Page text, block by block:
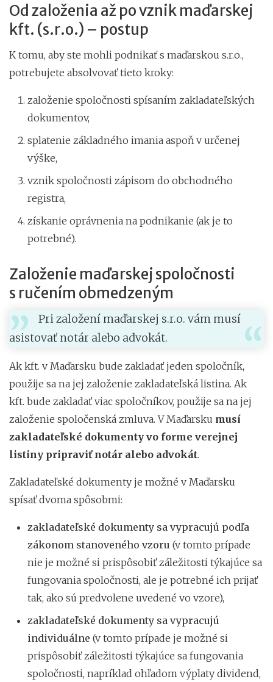
Od založenia až po vznik maďarskej
kft. (s.r.o.) – postup
K tomu, aby ste mohli podnikať s maďarskou s.r.o.,
potrebujete absolvovať tieto kroky:
založenie spoločnosti spísaním zakladateľských
dokumentov,
splatenie základného imania aspoň v určenej
výške,
vznik spoločnosti zápisom do obchodného
registra,
získanie oprávnenia na podnikanie (ak je to
potrebné).
Založenie maďarskej spoločnosti
s ručením obmedzeným
Pri založení maďarskej s.r.o. vám musí
asistovať notár alebo advokát.
Ak kft. v Maďarsku bude zakladať jeden spoločník,
použije sa na jej založenie zakladateľská listina. Ak
kft. bude zakladať viac spoločníkov, použije sa na jej
založenie spoločenská zmluva. V Maďarsku musí
zakladateľské dokumenty vo forme verejnej
listiny pripraviť notár alebo advokát.
Zakladateľské dokumenty je možné v Maďarsku
spísať dvoma spôsobmi:
zakladateľské dokumenty sa vypracujú podľa
zákonom stanoveného vzoru (v tomto prípade
nie je možné si prispôsobiť záležitosti týkajúce sa
fungovania spoločnosti, ale je potrebné ich prijať
tak, ako sú predvolene uvedené vo vzore),
zakladateľské dokumenty sa vypracujú
individuálne (v tomto prípade je možné si
prispôsobiť záležitosti týkajúce sa fungovania
spoločnosti, napríklad ohľadom výplaty dividend,